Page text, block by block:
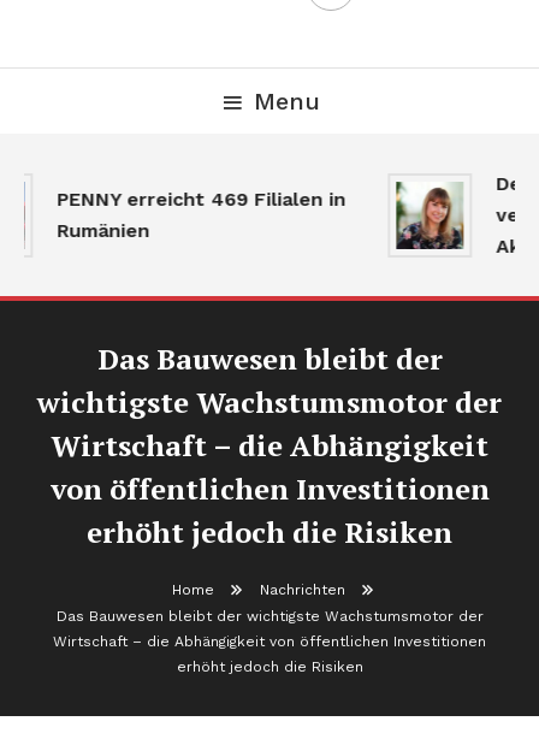
Menu
PENNY erreicht 469 Filialen in
Rumänien
Der
Das Bauwesen bleibt der
wichtigste Wachstumsmotor der
Wirtschaft – die Abhängigkeit
von öffentlichen Investitionen
erhöht jedoch die Risiken
Home
Nachrichten
Das Bauwesen bleibt der wichtigste Wachstumsmotor der
Wirtschaft – die Abhängigkeit von öffentlichen Investitionen
erhöht jedoch die Risiken